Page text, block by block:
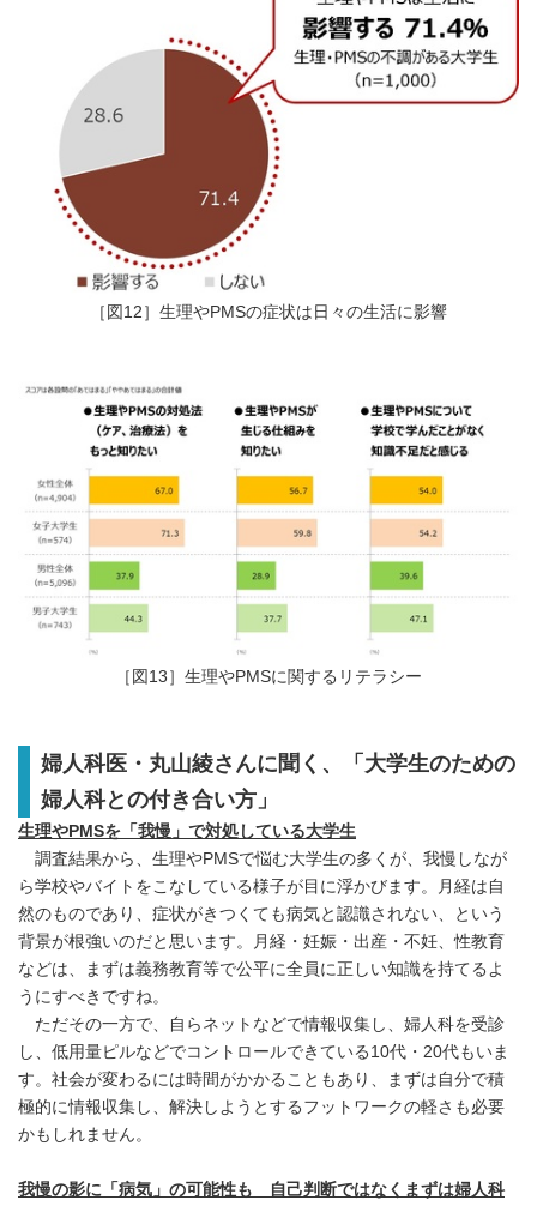
［図12］生理やPMSの症状は日々の生活に影響
［図13］生理やPMSに関するリテラシー
婦人科医・丸山綾さんに聞く、「大学生のための
婦人科との付き合い方」
生理やPMSを「我慢」で対処している大学生
調査結果から、生理やPMSで悩む大学生の多くが、我慢しなが
ら学校やバイトをこなしている様子が目に浮かびます。月経は自
然のものであり、症状がきつくても病気と認識されない、という
背景が根強いのだと思います。月経・妊娠・出産・不妊、性教育
などは、まずは義務教育等で公平に全員に正しい知識を持てるよ
うにすべきですね。
ただその一方で、自らネットなどで情報収集し、婦人科を受診
し、低用量ピルなどでコントロールできている10代・20代もいま
す。社会が変わるには時間がかかることもあり、まずは自分で積
極的に情報収集し、解決しようとするフットワークの軽さも必要
かもしれません。
我慢の影に「病気」の可能性も 自己判断ではなくまずは婦人科